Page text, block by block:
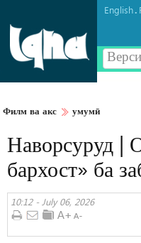
English.
Филм ва акс умумӣ
Наворсуруд |
бархост» ба
10:12 - July 06, 2026